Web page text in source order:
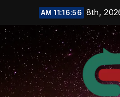
11:16:57 AM